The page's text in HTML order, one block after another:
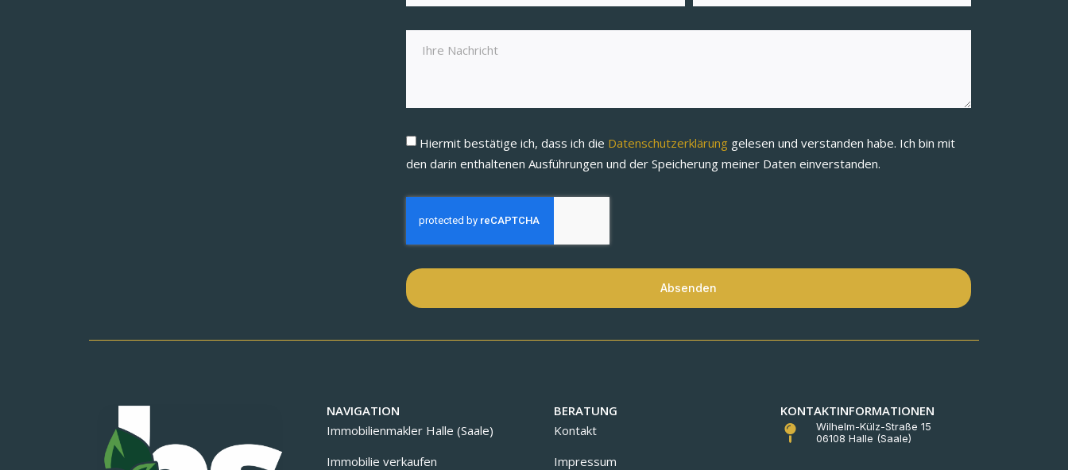
Hiermit bestätige ich, dass ich die Datenschutzerklärung gelesen und verstanden habe. Ich bin mit
den darin enthaltenen Ausführungen und der Speicherung meiner Daten einverstanden.
Absenden
NAVIGATION
Immobilienmakler Halle (Saale)
Immobilie verkaufen
BERATUNG
Kontakt
Impressum
KONTAKTINFORMATIONEN
Wilhelm-Külz-Straße 15
06108 Halle (Saale)